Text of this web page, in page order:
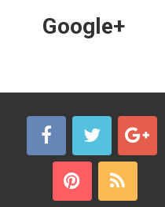
Google+